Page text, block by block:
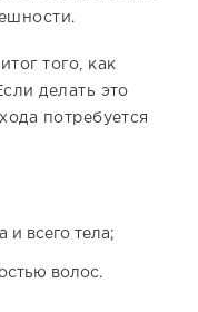
того, как
делать это
потребуется
всего тела;
волос.